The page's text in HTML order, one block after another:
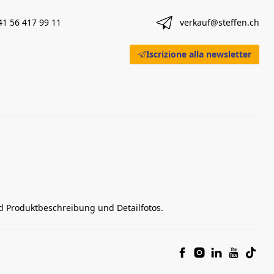
56 417 99 11 verkauf@steffen.ch
Iscrizione alla newsletter
und Detailfotos.